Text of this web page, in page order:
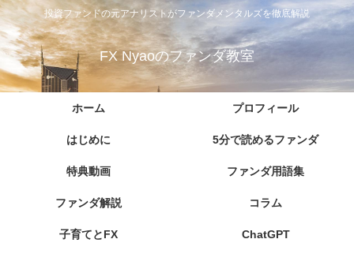
投資ファンドの元アナリストがファンダメンタルズを徹底解説
FX Nyaoのファンダ教室
ホーム プロフィール
はじめに 5分で読めるファンダ
特典動画 ファンダ用語集
ファンダ解説 コラム
子育てとFX ChatGPT